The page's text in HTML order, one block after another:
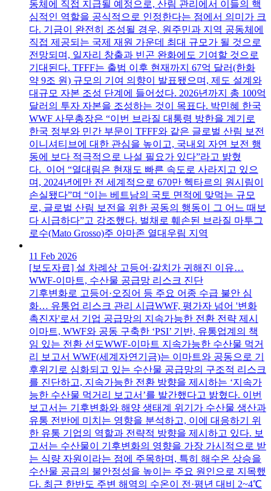
동체에 직접 지급될 예정으로, 산림 관리에서 이들의 핵
심적인 역할을 공식적으로 인정한다는 점에서 의미가 크
다. 기금이 완전히 조성될 경우, 원주민과 지역 공동체에
직접 제공되는 국제 재원 가운데 최대 규모가 될 것으로
전망되며, 일자리 창출과 빈곤 완화에도 기여할 것으로
기대된다. TFFF는 출범 이후 현재까지 67억 달러(한화
약 9조 원) 규모의 기여 의향이 발표됐으며, 제도 설계와
대규모 자본 조성 단계에 들어섰다. 2026년까지 총 100억
달러의 투자 자본을 조성하는 것이 목표다. 박민혜 한국
WWF 사무총장은 “이번 브라질 대통령 방한을 계기로
한국 정부와 민간 부문이 TFFF와 같은 글로벌 산림 보전
이니셔티브에 대한 관심을 높이고, 국내외 자연 보전 행
동에 보다 적극적으로 나설 필요가 있다”라고 밝혔
다. 이어 “열대림은 현재도 빠른 속도로 사라지고 있으
며, 2024년에만 전 세계적으로 670만 헥타르의 원시림이
손실됐다”며 “이는 베트남의 국토 면적에 맞먹는 규모
로, 글로벌 산림 보전을 위한 공동의 행동이 그 어느 때보
다 시급하다”고 강조했다. 벌채로 훼손된 브라질 마투그
로수(Mato Grosso)주 아마존 열대우림 지역
11 Feb 2026
[보도자료] 설 차례상 고등어·갈치가 귀해진 이유…
WWF-이마트, 수산물 공급망 리스크 진단
기후변화로 고등어·오징어 등 주요 어종 수급 불안 심
화… 유통업 리스크 관리 시급WWF, 평가자 넘어 '변화
촉진자'로서 기업 공급망의 지속가능한 전환 전략 제시
이마트, WWF와 공동 구축한 ‘PSI’ 기반, 유통업계의 책
임 있는 전환 선도WWF-이마트 지속가능한 수산물 먹거
리 보고서 WWF(세계자연기금)는 이마트와 공동으로 기
후위기로 심화되고 있는 수산물 공급망의 구조적 리스크
를 진단하고, 지속가능한 전환 방향을 제시하는 ‘지속가
능한 수산물 먹거리 보고서’를 발간했다고 밝혔다. 이번
보고서는 기후변화와 해양 생태계 위기가 수산물 생산과
유통 전반에 미치는 영향을 분석하고, 이에 대응하기 위
한 유통 기업의 역할과 전략적 방향을 제시하고 있다. 보
고서는 수산물이 기후변화의 영향을 가장 가시적으로 받
는 식량 자원이라는 점에 주목하며, 특히 해수온 상승을
수산물 공급의 불안정성을 높이는 주요 원인으로 지목했
다. 최근 한반도 주변 해역의 수온이 전·평년 대비 2~4℃